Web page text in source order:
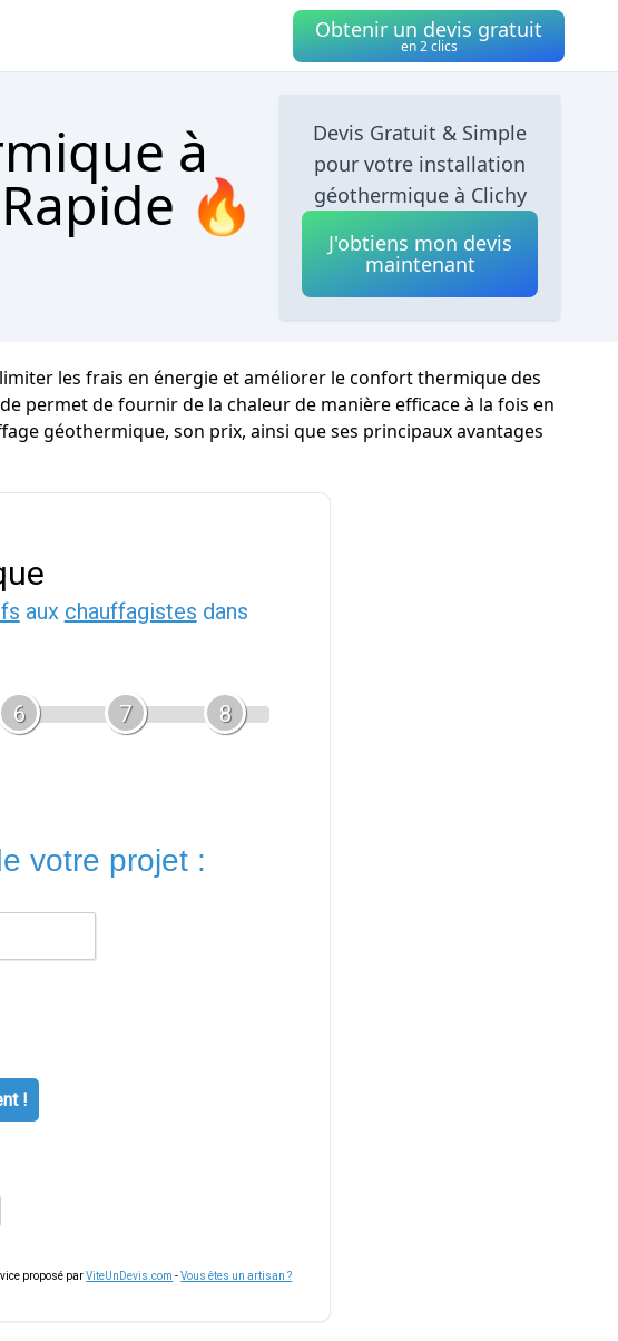
Obtenir un devis gratuit
en 2 clics
à
🔥
Devis Gratuit & Simple
pour votre installation
géothermique à Clichy
J'obtiens mon devis
maintenant
les frais en énergie et améliorer le confort thermique des
permet de fournir de la chaleur de manière efficace à la fois en
géothermique, son prix, ainsi que ses principaux avantages
aux chauffagistes dans
6 7 8
votre projet :
!
proposé parViteUnDevis.com -Vous êtes un artisan ?